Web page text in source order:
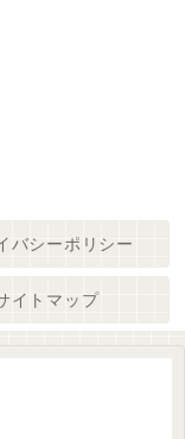
バシーポリシー
イトマップ